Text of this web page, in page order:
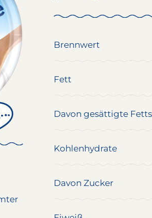
Brennwert
Fett
Davon gesättigte
Kohlenhydrate
Davon Zucker